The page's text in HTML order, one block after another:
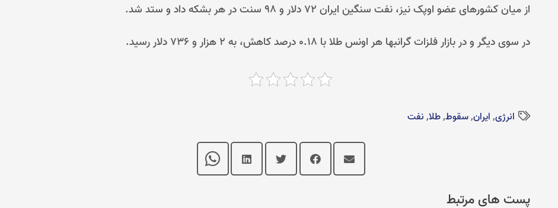
از میان کشورهای عضو اوپک نیز، نفت سنگین ایران ۷۲ دلار و ۹۸ سنت در هر بشکه داد و ستد شد.
در سوی دیگر و در بازار فلزات گرانبها هر اونس طلا با ۰.۱۸ درصد کاهش، به ۲ هزار و ۷۳۶ دلار رسید.
انرژی,ایران,سقوط,طلا,نفت
پست های مرتبط